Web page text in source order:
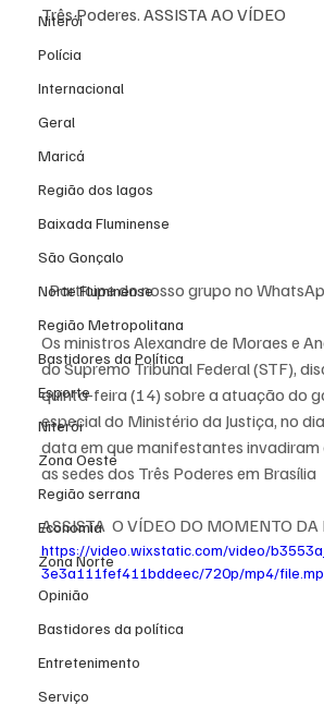
Niterói
Polícia
Internacional
Geral
Maricá
Região dos lagos
Baixada Fluminense
São Gonçalo
Norte Fluminense
Região Metropolitana
Bastidores da Política
Esporte
Niterói
Zona Oeste
Região serrana
Economia
Zona Norte
Opinião
Bastidores da política
Entretenimento
Serviço
Três Poderes. ASSISTA AO VÍDEO
Participe do nosso grupo no
Os ministros Alexandre de Moraes e
do Supremo Tribunal Federal (STF),
quinta-feira (14) sobre a atuação do
especial do Ministério da Justiça, no
data em que manifestantes invadiram
as sedes dos Três Poderes em Brasília
ASSISTA  O VÍDEO DO MOMENTO DA
https://video.wixstatic.com/video/
3e3a111fef411bddeec/720p/mp4/